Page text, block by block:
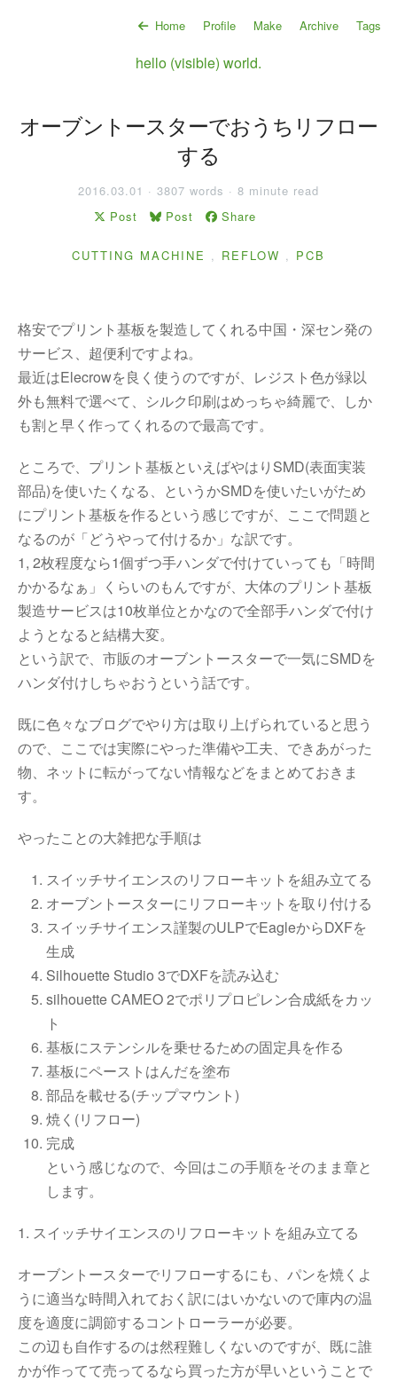
Home Profile Make Archive Tags
hello (visible) world.
オーブントースターでおうちリフロー
する
2016.03.01 · 3807 words · 8 minute read
Post
Post Share
CUTTING MACHINE , REFLOW , PCB
格安でプリント基板を製造してくれる中国・深セン発の
サービス、超便利ですよね。
最近はElecrowを良く使うのですが、レジスト色が緑以
外も無料で選べて、シルク印刷はめっちゃ綺麗で、しか
も割と早く作ってくれるので最高です。
ところで、プリント基板といえばやはりSMD(表面実装
部品)を使いたくなる、というかSMDを使いたいがため
にプリント基板を作るという感じですが、ここで問題と
なるのが「どうやって付けるか」な訳です。
1, 2枚程度なら1個ずつ手ハンダで付けていっても「時間
かかるなぁ」くらいのもんですが、大体のプリント基板
製造サービスは10枚単位とかなので全部手ハンダで付け
ようとなると結構大変。
という訳で、市販のオーブントースターで一気にSMDを
ハンダ付けしちゃおうという話です。
既に色々なブログでやり方は取り上げられていると思う
ので、ここでは実際にやった準備や工夫、できあがった
物、ネットに転がってない情報などをまとめておきま
す。
やったことの大雑把な手順は
スイッチサイエンスのリフローキットを組み立てる
オーブントースターにリフローキットを取り付ける
スイッチサイエンス謹製のULPでEagleからDXFを
生成
Silhouette Studio 3でDXFを読み込む
silhouette CAMEO 2でポリプロピレン合成紙をカッ
ト
基板にステンシルを乗せるための固定具を作る
基板にペーストはんだを塗布
部品を載せる(チップマウント)
焼く(リフロー)
完成
という感じなので、今回はこの手順をそのまま章と
します。
1. スイッチサイエンスのリフローキットを組み立てる
オーブントースターでリフローするにも、パンを焼くよ
うに適当な時間入れておく訳にはいかないので庫内の温
度を適度に調節するコントローラーが必要。
この辺も自作するのは然程難しくないのですが、既に誰
かが作ってて売ってるなら買った方が早いということで